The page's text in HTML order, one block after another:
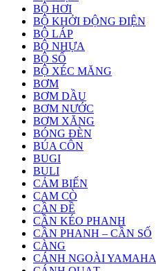
BỘ HƠI
BỘ KHỞI ĐỘNG ĐIỆN
BỘ LÁP
BỘ NHỰA
BỘ SỐ
BỘ XÉC MĂNG
BƠM
BƠM DẦU
BƠM NƯỚC
BƠM XĂNG
BÓNG ĐÈN
BÚA CÔN
BUGI
BULI
CẢM BIẾN
CAM CÒ
CẦN ĐỀ
CẦN KÉO PHANH
CẦN PHANH – CẦN SỐ
CÀNG
CÁNH NGOÀI YAMAHA